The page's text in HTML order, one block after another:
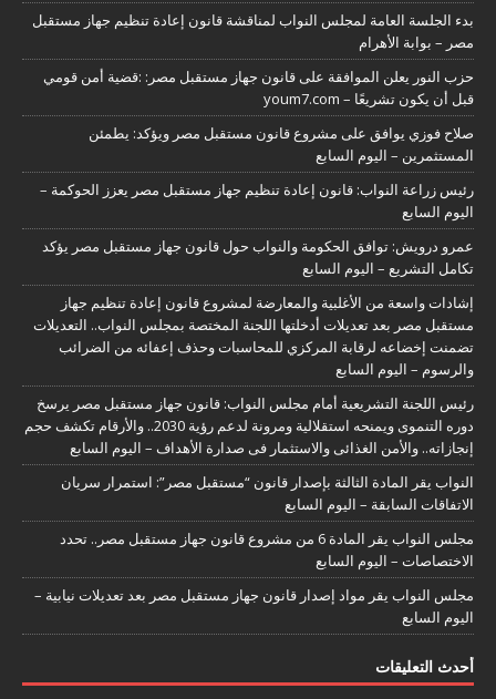
بدء الجلسة العامة لمجلس النواب لمناقشة قانون إعادة تنظيم جهاز مستقبل
مصر – بوابة الأهرام
حزب النور يعلن الموافقة على قانون جهاز مستقبل مصر: :قضية أمن قومي
قبل أن يكون تشريعًا – youm7.com
صلاح فوزي يوافق على مشروع قانون مستقبل مصر ويؤكد: يطمئن
المستثمرين – اليوم السابع
رئيس زراعة النواب: قانون إعادة تنظيم جهاز مستقبل مصر يعزز الحوكمة –
اليوم السابع
عمرو درويش: توافق الحكومة والنواب حول قانون جهاز مستقبل مصر يؤكد
تكامل التشريع – اليوم السابع
إشادات واسعة من الأغلبية والمعارضة لمشروع قانون إعادة تنظيم جهاز
مستقبل مصر بعد تعديلات أدخلتها اللجنة المختصة بمجلس النواب.. التعديلات
تضمنت إخضاعه لرقابة المركزي للمحاسبات وحذف إعفائه من الضرائب
والرسوم – اليوم السابع
رئيس اللجنة التشريعية أمام مجلس النواب: قانون جهاز مستقبل مصر يرسخ
دوره التنموى ويمنحه استقلالية ومرونة لدعم رؤية 2030.. والأرقام تكشف حجم
إنجازاته.. والأمن الغذائى والاستثمار فى صدارة الأهداف – اليوم السابع
النواب يقر المادة الثالثة بإصدار قانون “مستقبل مصر”: استمرار سريان
الاتفاقات السابقة – اليوم السابع
مجلس النواب يقر المادة 6 من مشروع قانون جهاز مستقبل مصر.. تحدد
الاختصاصات – اليوم السابع
مجلس النواب يقر مواد إصدار قانون جهاز مستقبل مصر بعد تعديلات نيابية –
اليوم السابع
أحدث التعليقات